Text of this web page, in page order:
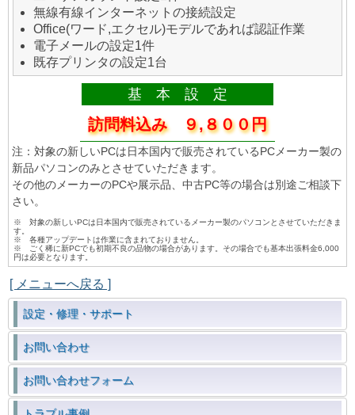
無線有線インターネットの接続設定
Office(ワード,エクセル)モデルであれば認証作業
電子メールの設定1件
既存プリンタの設定1台
基 本 設 定
訪問料込み ９,８００円
注：対象の新しいPCは日本国内で販売されているPCメーカー製の
新品パソコンのみとさせていただきます。
その他のメーカーのPCや展示品、中古PC等の場合は別途ご相談下
さい。
※ 対象の新しいPCは日本国内で販売されているメーカー製のパソコンとさせていただきま
す。
※ 各種アップデートは作業に含まれておりません。
※ ごく稀に新PCでも初期不良の品物の場合があります。その場合でも基本出張料金6,000
円は必要となります。
[ メニューへ戻る ]
設定・修理・サポート
お問い合わせ
お問い合わせフォーム